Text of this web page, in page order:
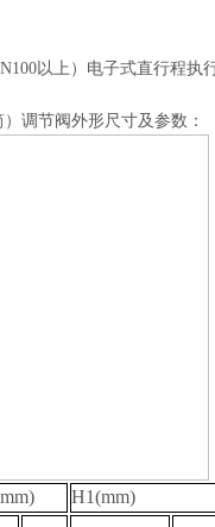
以上）电子式直行程执
调节阀外形尺寸及参数：
H1(mm)